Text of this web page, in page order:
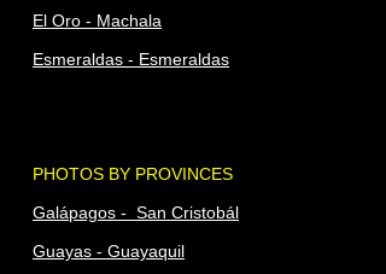
PHOTOS BY PROVINCES
Galápagos - San Cristobál
Guayas - Guayaquil
El Oro - Machala
Esmeraldas - Esmeraldas